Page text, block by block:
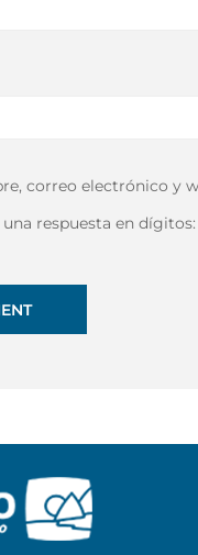
correo electrónico y
respuesta en dígitos: